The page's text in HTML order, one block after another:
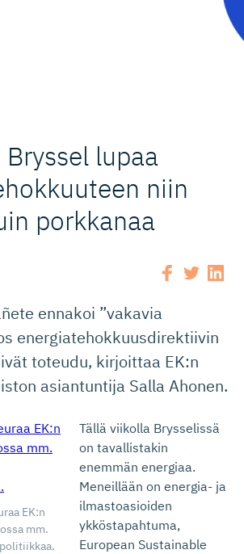
Bryssel lupaa
niin
porkkanaa
ennakoi ”vakavia
energiatehokkuusdirektiivin
toteudu, kirjoittaa EK:n
asiantuntija Salla Ahonen.
EK:n
mm.
Tällä viikolla Brysselissä
on tavallistakin
enemmän energiaa.
Meneillään on energia- ja
ilmastoasioiden
ykköstapahtuma,
European Sustainable